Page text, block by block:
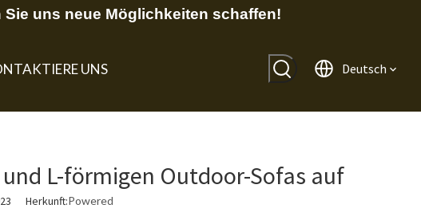
Sie uns neue Möglichkeiten schaffen!
UNS Deutsch
L-förmigen Outdoor-Sofas auf
Herkunft:Powered